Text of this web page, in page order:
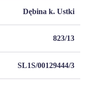
Dębina k. Ustki
823/13
SL1S/00129444/3